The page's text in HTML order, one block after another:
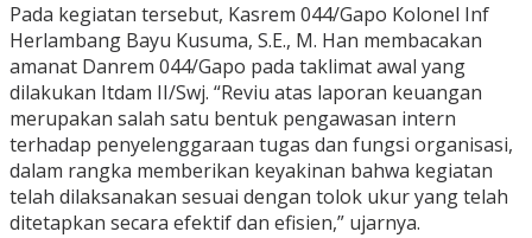
Pada kegiatan tersebut, Kasrem 044/Gapo Kolonel Inf
Herlambang Bayu Kusuma, S.E., M. Han membacakan
amanat Danrem 044/Gapo pada taklimat awal yang
dilakukan Itdam II/Swj. “Reviu atas laporan keuangan
merupakan salah satu bentuk pengawasan intern
terhadap penyelenggaraan tugas dan fungsi organisasi,
dalam rangka memberikan keyakinan bahwa kegiatan
telah dilaksanakan sesuai dengan tolok ukur yang telah
ditetapkan secara efektif dan efisien,” ujarnya.